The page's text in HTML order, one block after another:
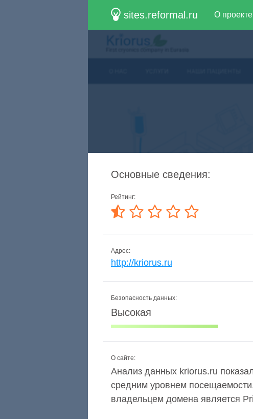
sites.reformal.ru О проекте
Основные сведения:
Рейтинг:
Адрес:
http://kriorus.ru
Безопасность данных:
Высокая
О сайте:
Анализ данных kriorus.ru
средним уровнем
владельцем домена является